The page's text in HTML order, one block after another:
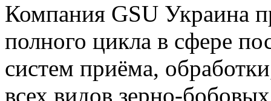
Компания GSU Украина
полного цикла в сфере
систем приёма,
всех видов зерно-